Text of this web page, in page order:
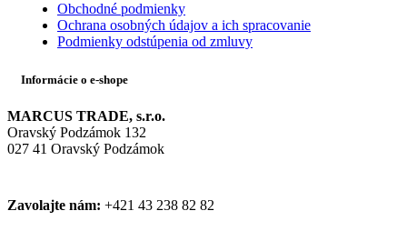
Obchodné podmienky
Ochrana osobných údajov a ich spracovanie
Podmienky odstúpenia od zmluvy
Informácie o e-shope
MARCUS TRADE, s.r.o.
Oravský Podzámok 132
027 41 Oravský Podzámok
Zavolajte nám: +421 43 238 82 82